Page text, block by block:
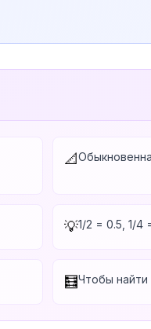
📐
💡1/2 = 0.5, 1/4
🧮Чтобы